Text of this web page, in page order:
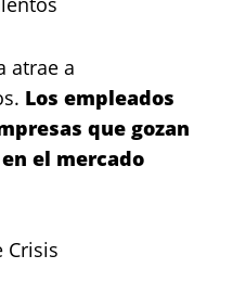
atrae a
Los empleados
que gozan
el mercado
Crisis